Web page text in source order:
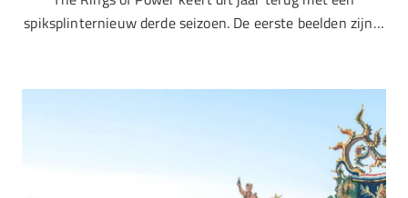
spiksplinternieuw derde seizoen. De eerste beelden zijn…